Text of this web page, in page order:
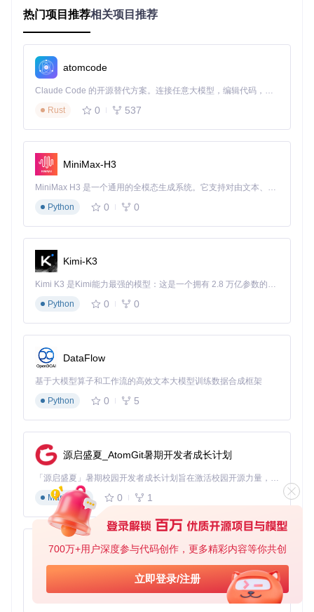
700万+用户深度参与代码创作，更多精彩内容等你共创
立即登录/注册
后台程序：关闭所有非必要进程
中端配置（四核CPU+独立显卡）
分辨率倍率：0.75x
图形特效：开启基础抗锯齿
高端配置（六核以上CPU+高性能显卡）
分辨率倍率：1.0x
高级选项：启用异步着色器编译
实战案例：从7 FPS到60 FPS的蜕变
基础优化
：将分辨率倍率从1.0x降至0.75x，帧率提升至25
FPS
中级优化：关闭垂直同步+启用异步编译，帧率提升至45
FPS
在60 FPS
Vita3K优化后帧率示例
进阶技巧：深度调校指南
着色器缓存预编译
通过工具菜单的"编译着色器缓存"功能，可在游戏启动前预生
成着色器文件，减少运行中卡顿。缓存文件位于模拟器数据目
录的shader_cache文件夹。
内存分配优化
在vita3k/mem/include/mem/allocator.h中调整内存池大小：
4GB内存：设置为512MB
8GB内存：设置为1024MB
16GB以上：设置为2048MB
配置方案速查表
高配置方案
热门项目推荐相关项目推荐
atomcode
Claude Code 的开源替代方案。连接任意大模型，编辑代码，运行命令，自动验证 — 全自动执行。用 Rust 构建，极致性能。 ｜ An open-source alternative to Claude Code. Connect any LLM, edit code, run commands, and verify changes — autonomously. Built in Rust for speed. Get Started
Rust
0 537
MiniMax-H3
MiniMax H3 是一个通用的全模态生成系统。它支持对由文本、图像、视频和音频组成的多模态上下文进行统一理解，并能生成分辨率高达 2K、时长可达 15 秒的带原生立体声音频的视频。得益于面向任务泛化的系统设计，H3 在预训练阶段就已具备广泛的多模态上下文理解与生成能力，能够出色地执行复杂的多模态指令。
Python
0 0
Kimi-K3
Kimi K3 是Kimi能力最强的模型：这是一个拥有 2.8 万亿参数的混合专家（MoE）模型，具备原生视觉理解能力，并支持 100 万 token 的上下文窗口。
Python
0 0
DataFlow
基于大模型算子和工作流的高效文本大模型训练数据合成框架
Python
0 5
源启盛夏_AtomGit暑期开发者成长计划
「源启盛夏」暑期校园开发者成长计划旨在激活校园开源力量，通过积分激励、认证扶持、资源倾斜等形式，引导高校组织和开发者完成「入驻 — 建项目 — 做贡献 — 获认证 — 得资源」的完整闭环。无论你是想带领社团入驻平台的组织者，还是希望用代码贡献证明自己的开发者，都能在这里找到属于你的成长路径。
Markdown
0 1
py-xiaozhi
基于Python的Xiaozhi AI，适用于想要完整Xiaozhi体验而无需拥有专用硬件的用户。
Python
0 1